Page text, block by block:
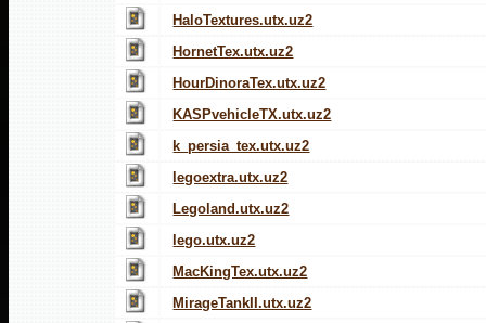
HaloTextures.utx.uz2
HornetTex.utx.uz2
HourDinoraTex.utx.uz2
KASPvehicleTX.utx.uz2
k_persia_tex.utx.uz2
legoextra.utx.uz2
Legoland.utx.uz2
lego.utx.uz2
MacKingTex.utx.uz2
MirageTankII.utx.uz2